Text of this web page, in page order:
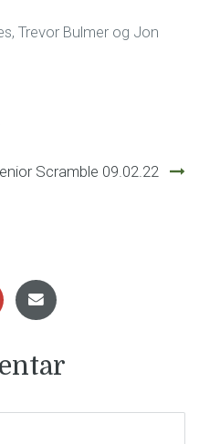
Trevor Bulmer og Jon
Scramble 09.02.22